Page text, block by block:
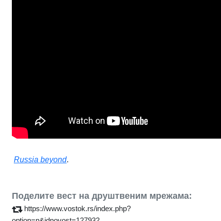
Russia beyond.
Поделите вест на друштвеним мрежама:
https://www.vostok.rs/index.php?